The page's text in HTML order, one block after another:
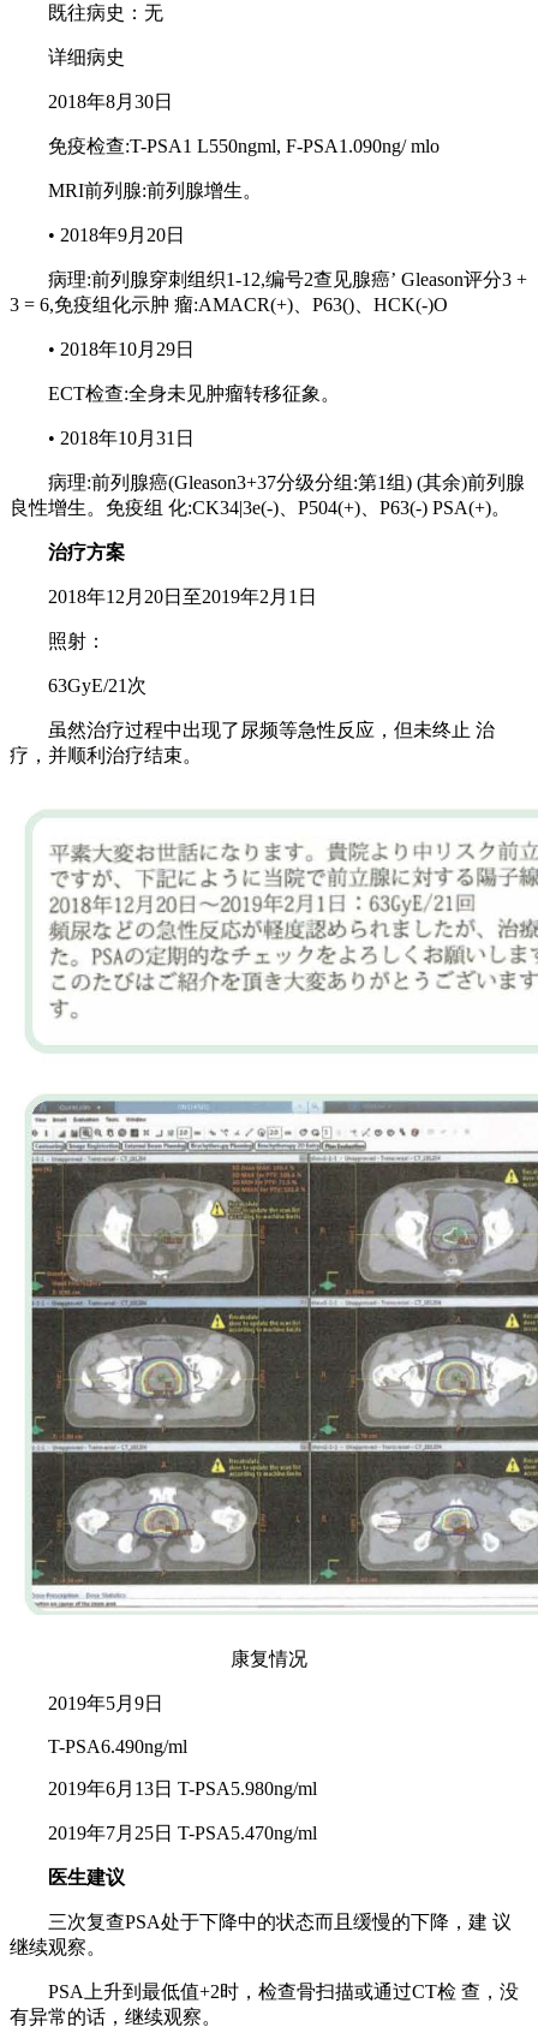
既往病史：无
详细病史
2018年8月30日
免疫检查:T-PSA1 L550ngml, F-PSA1.090ng/ mlo
MRI前列腺:前列腺增生。
• 2018年9月20日
病理:前列腺穿刺组织1-12,编号2查见腺癌’ Gleason评分3 +
3 = 6,免疫组化示肿 瘤:AMACR(+)、P63()、HCK(-)O
• 2018年10月29日
ECT检查:全身未见肿瘤转移征象。
• 2018年10月31日
病理:前列腺癌(Gleason3+37分级分组:第1组) (其余)前列腺
良性增生。免疫组 化:CK34|3e(-)、P504(+)、P63(-) PSA(+)。
治疗方案
2018年12月20日至2019年2月1日
照射：
63GyE/21次
虽然治疗过程中出现了尿频等急性反应，但未终止 治
疗，并顺利治疗结束。
康复情况
2019年5月9日
T-PSA6.490ng/ml
2019年6月13日 T-PSA5.980ng/ml
2019年7月25日 T-PSA5.470ng/ml
医生建议
三次复查PSA处于下降中的状态而且缓慢的下降，建 议
继续观察。
PSA上升到最低值+2时，检查骨扫描或通过CT检 查，没
有异常的话，继续观察。